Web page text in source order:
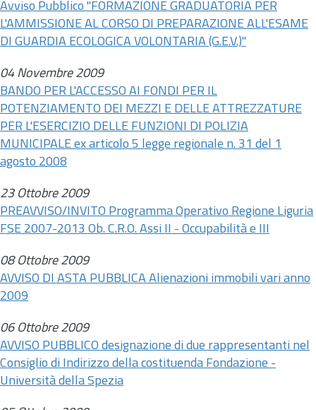
Avviso Pubblico "FORMAZIONE GRADUATORIA PER
L'AMMISSIONE AL CORSO DI PREPARAZIONE ALL'ESAME
DI GUARDIA ECOLOGICA VOLONTARIA (G.E.V.)"
04 Novembre 2009
BANDO PER L'ACCESSO AI FONDI PER IL
POTENZIAMENTO DEI MEZZI E DELLE ATTREZZATURE
PER L'ESERCIZIO DELLE FUNZIONI DI POLIZIA
MUNICIPALE ex articolo 5 legge regionale n. 31 del 1
agosto 2008
23 Ottobre 2009
PREAVVISO/INVITO Programma Operativo Regione Liguria
FSE 2007-2013 Ob. C.R.O. Assi II - Occupabilità e III
08 Ottobre 2009
AVVISO DI ASTA PUBBLICA Alienazioni immobili vari anno
2009
06 Ottobre 2009
AVVISO PUBBLICO designazione di due rappresentanti nel
Consiglio di Indirizzo della costituenda Fondazione -
Università della Spezia